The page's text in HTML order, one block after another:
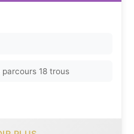
18 trous